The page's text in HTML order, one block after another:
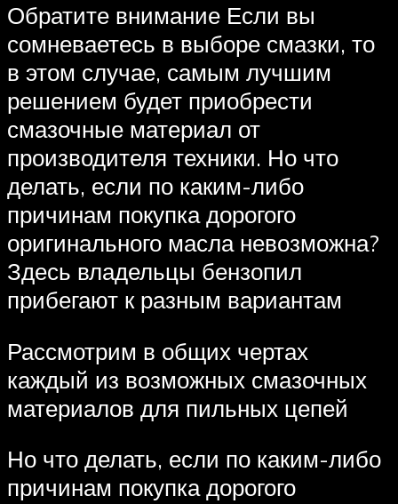
Обратите внимание Если вы
сомневаетесь в выборе смазки, то
в этом случае, самым лучшим
решением будет приобрести
смазочные материал от
производителя техники. Но что
делать, если по каким-либо
причинам покупка дорогого
оригинального масла невозможна?
Здесь владельцы бензопил
прибегают к разным вариантам
Рассмотрим в общих чертах
каждый из возможных смазочных
материалов для пильных цепей
Но что делать, если по каким-либо
причинам покупка дорогого